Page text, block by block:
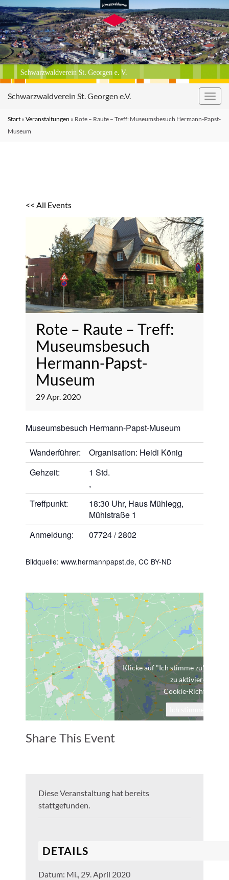
Schwarzwaldverein St. Georgen e.V.
Start » Veranstaltungen » Rote – Raute – Treff: Museumsbesuch Hermann-Papst-
Museum
<< All Events
Rote – Raute – Treff:
Museumsbesuch
Hermann-Papst-
Museum
29 Apr. 2020
Museumsbesuch Hermann-Papst-Museum
Wanderführer:
Organisation: Heidi König
Gehzeit:
1 Std.
,
Treffpunkt:
18:30 Uhr, Haus Mühlegg,
Mühlstraße 1
Anmeldung:
07724 / 2802
Bildquelle: www.hermannpapst.de, CC BY-ND
Klicke auf "Ich stimme zu", um
zu aktivieren
Cookie-Richtlinie
Share This Event
Diese Veranstaltung hat bereits
stattgefunden.
DETAILS
Datum: Mi., 29. April 2020